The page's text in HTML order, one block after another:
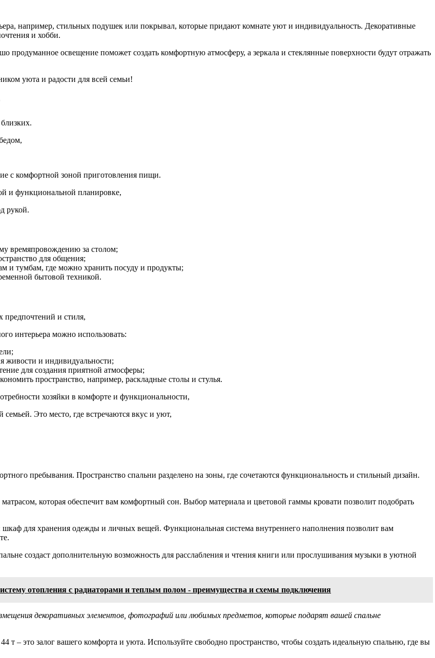
например, стильных подушек или покрывал, которые придают комнате уют и индивидуальность. Декоративные
и хобби.
продуманное освещение поможет создать комфортную атмосферу, а зеркала и стеклянные поверхности будут отражать
уюта и радости для всей семьи!
с комфортной зоной приготовления пищи.
и функциональной планировке,
рукой.
времяпровождению за столом;
для общения;
и тумбам, где можно хранить посуду и продукты;
бытовой техникой.
предпочтений и стиля,
интерьера можно использовать:
живости и индивидуальности;
для создания приятной атмосферы;
пространство, например, раскладные столы и стулья.
хозяйки в комфорте и функциональности,
Это место, где встречаются вкус и уют,
пребывания. Пространство спальни разделено на зоны, где сочетаются функциональность и стильный дизайн.
которая обеспечит вам комфортный сон. Выбор материала и цветовой гаммы кровати позволит подобрать
шкаф для хранения одежды и личных вещей. Функциональная система внутреннего наполнения позволит вам
создаст дополнительную возможность для расслабления и чтения книги или прослушивания музыки в уютной
отопления с радиаторами и теплым полом - преимущества и схемы подключения
декоративных элементов, фотографий или любимых предметов, которые подарят вашей спальне
т – это залог вашего комфорта и уюта. Используйте свободно пространство, чтобы создать идеальную спальню, где вы